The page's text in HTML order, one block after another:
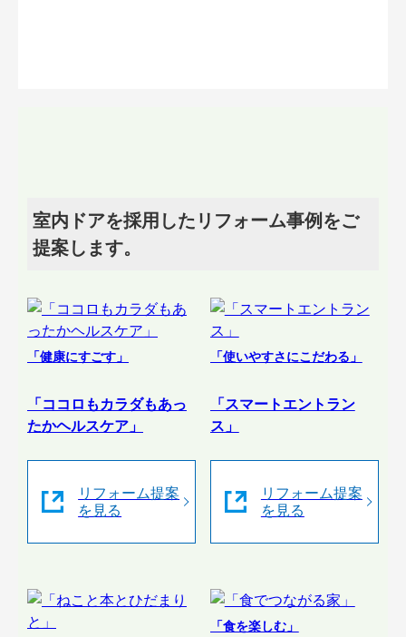
室内ドアを採用したリフォーム事例をご
提案します。
「健康にすごす」
「ココロもカラダもあっ
たかヘルスケア」
リフォーム提案
を見る
「使いやすさにこだわる」
「スマートエントラン
ス」
リフォーム提案
を見る
「食を楽しむ」